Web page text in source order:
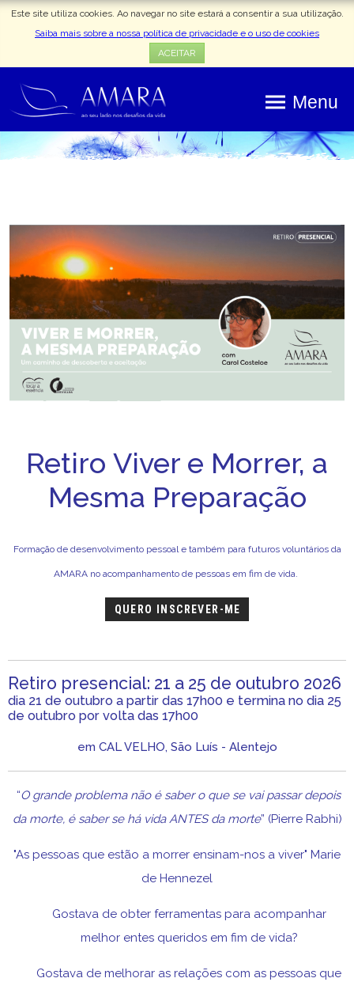
Este site utiliza cookies. Ao navegar no site estará a consentir a sua utilização.
Saiba mais sobre a nossa política de privacidade e o uso de cookies
ACEITAR
Menu
Retiro Viver e Morrer, a
Mesma Preparação
Formação de desenvolvimento pessoal e também para futuros voluntários da
AMARA no acompanhamento de pessoas em fim de vida.
QUERO INSCREVER-ME
Retiro presencial: 21 a 25 de outubro 2026
dia 21 de outubro a partir das 17h00 e termina no dia 25
de outubro por volta das 17h00
em CAL VELHO, São Luís - Alentejo
“O grande problema não é saber o que se vai passar depois
da morte, é saber se há vida ANTES da morte” (Pierre Rabhi)
"As pessoas que estão a morrer ensinam-nos a viver" Marie
de Hennezel
Gostava de obter ferramentas para acompanhar
melhor entes queridos em fim de vida?
Gostava de melhorar as relações com as pessoas que